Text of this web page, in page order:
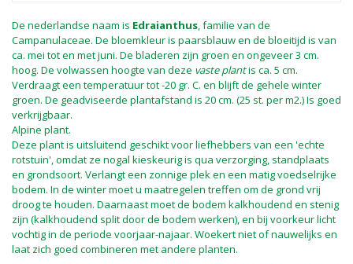
De nederlandse naam is Edraianthus, familie van de
Campanulaceae. De bloemkleur is paarsblauw en de bloeitijd is van
ca. mei tot en met juni. De bladeren zijn groen en ongeveer 3 cm.
hoog. De volwassen hoogte van deze vaste plantis ca. 5 cm.
Verdraagt een temperatuur tot -20 gr. C. en blijft de gehele winter
groen. De geadviseerde plantafstand is 20 cm. (25 st. per m2.) Is goed
verkrijgbaar.
Alpine plant.
Deze plant is uitsluitend geschikt voor liefhebbers van een 'echte
rotstuin', omdat ze nogal kieskeurig is qua verzorging, standplaats
en grondsoort. Verlangt een zonnige plek en een matig voedselrijke
bodem. In de winter moet u maatregelen treffen om de grond vrij
droog te houden. Daarnaast moet de bodem kalkhoudend en stenig
zijn (kalkhoudend split door de bodem werken), en bij voorkeur licht
vochtig in de periode voorjaar-najaar. Woekert niet of nauwelijks en
laat zich goed combineren met andere planten.